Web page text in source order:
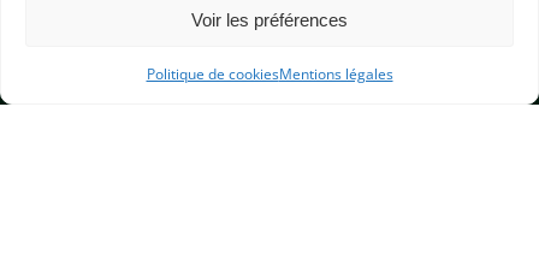
Voir les préférences
Politique de cookiesMentions légales
BP 6541 – 75065 Paris Cedex 02
CONTACTEZ-NOUS